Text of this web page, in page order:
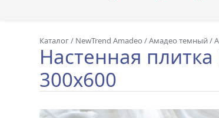
Каталог/ NewTrend Amadeo /Амадео темный /
Настенная
300x600